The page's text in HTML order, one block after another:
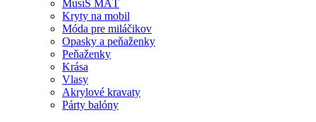
MusíŠ MAŤ
Kryty na mobil
Móda pre miláčikov
Opasky a peňaženky
Peňaženky
Krása
Vlasy
Akrylové kravaty
Párty balóny